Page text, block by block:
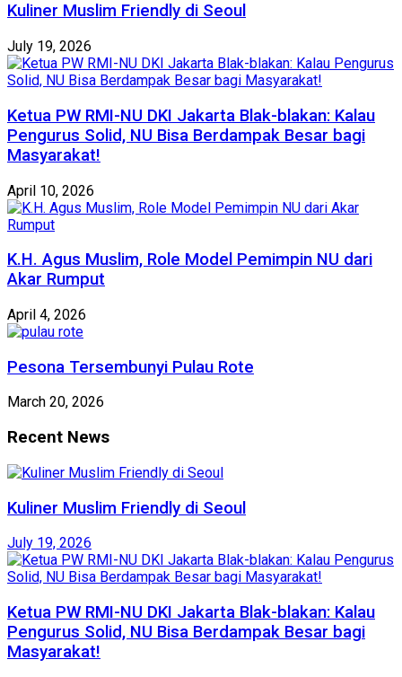
Kuliner Muslim Friendly di Seoul
July 19, 2026
Ketua PW RMI-NU DKI Jakarta Blak-blakan: Kalau
Pengurus Solid, NU Bisa Berdampak Besar bagi
Masyarakat!
April 10, 2026
K.H. Agus Muslim, Role Model Pemimpin NU dari
Akar Rumput
April 4, 2026
Pesona Tersembunyi Pulau Rote
March 20, 2026
Recent News
Kuliner Muslim Friendly di Seoul
July 19, 2026
Ketua PW RMI-NU DKI Jakarta Blak-blakan: Kalau
Pengurus Solid, NU Bisa Berdampak Besar bagi
Masyarakat!